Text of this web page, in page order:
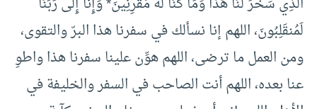
لَمُنقَلِبُونَ، اللهم إنا نسألك في سفرنا هذا البرّ والتقوى،
ومن العمل ما ترضى، اللهم هوِّن علينا سفرنا هذا واطوِ
عنا بعده، اللهم أنت الصاحب في السفر والخليفة في